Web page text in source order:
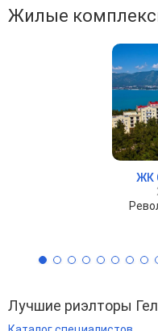
Жилые
ЖК
Лучшие риэлторы